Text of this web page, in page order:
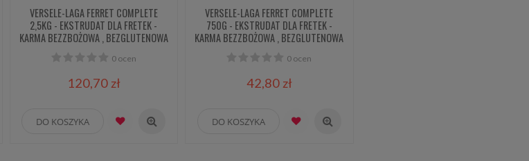
VERSELE-LAGA FERRET COMPLETE
2,5KG - EKSTRUDAT DLA FRETEK -
KARMA BEZZBOŻOWA , BEZGLUTENOWA
0 ocen
120,70 zł
DO KOSZYKA
VERSELE-LAGA FERRET COMPLETE
750G - EKSTRUDAT DLA FRETEK -
KARMA BEZZBOŻOWA , BEZGLUTENOWA
0 ocen
42,80 zł
DO KOSZYKA